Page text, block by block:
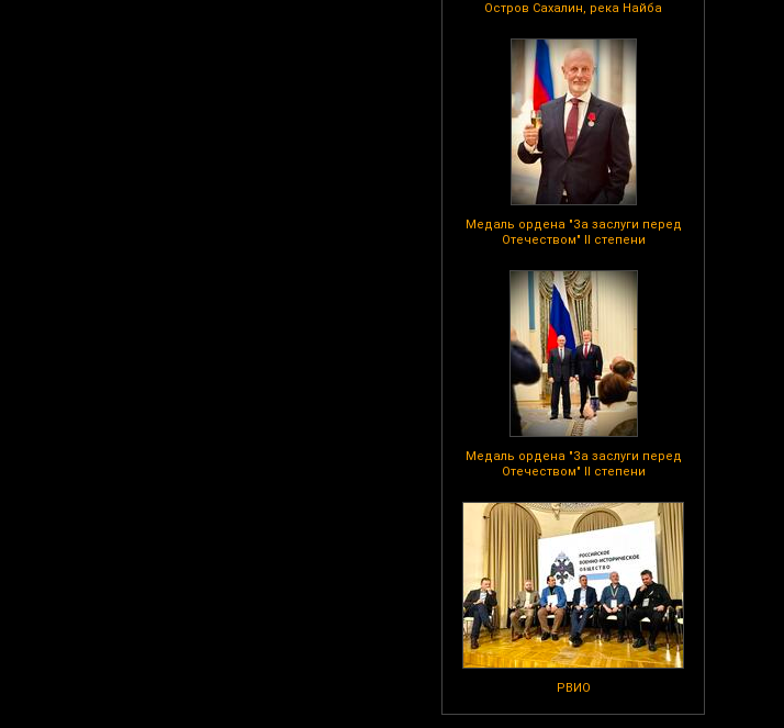
Остров Сахалин, река Найба
Медаль ордена "За заслуги перед
Отечеством" II степени
Медаль ордена "За заслуги перед
Отечеством" II степени
РВИО